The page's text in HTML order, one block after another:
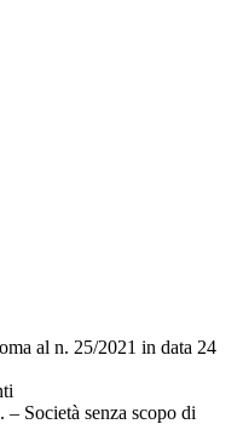
al n. 25/2021 in data 24
Società senza scopo di